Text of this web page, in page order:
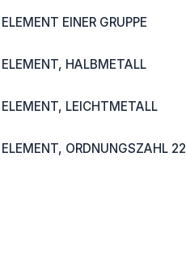
EINER GRUPPE
HALBMETALL
LEICHTMETALL
ORDNUNGSZAHL 22